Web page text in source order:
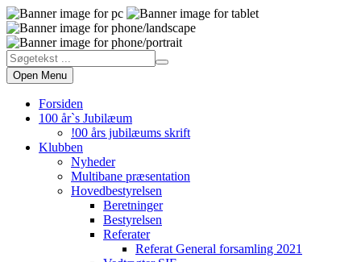
Open Menu
Forsiden
100 år`s Jubilæum
!00 års jubilæums skrift
Klubben
Nyheder
Multibane præsentation
Hovedbestyrelsen
Beretninger
Bestyrelsen
Referater
Referat General forsamling 2021